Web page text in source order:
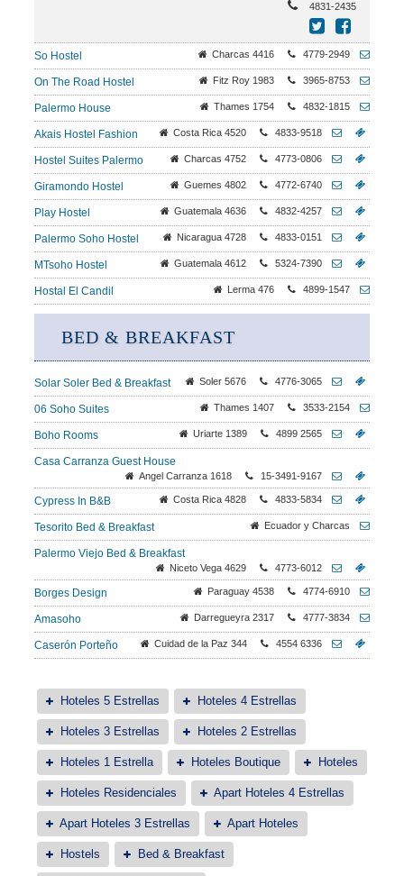
4831-2435
So Hostel Charcas 4416 4779-2949
On The Road Hostel Fitz Roy 1983 3965-8753
Palermo House Thames 1754 4832-1815
Akais Hostel Fashion Costa Rica 4520 4833-9518
Hostel Suites Palermo Charcas 4752 4773-0806
Giramondo Hostel Guemes 4802 4772-6740
Play Hostel Guatemala 4636 4832-4257
Palermo Soho Hostel Nicaragua 4728 4833-0151
MTsoho Hostel Guatemala 4612 5324-7390
Hostal El Candil Lerma 476 4899-1547
BED & BREAKFAST
Solar Soler Bed & Breakfast Soler 5676 4776-3065
06 Soho Suites Thames 1407 3533-2154
Boho Rooms Uriarte 1389 4899 2565
Casa Carranza Guest House
Angel Carranza 1618 15-3491-9167
Cypress In B&B Costa Rica 4828 4833-5834
Tesorito Bed & Breakfast Ecuador y Charcas
Palermo Viejo Bed & Breakfast
Niceto Vega 4629 4773-6012
Borges Design Paraguay 4538 4774-6910
Amasoho Darregueyra 2317 4777-3834
Caserón Porteño Cuidad de la Paz 344 4554 6336
Hoteles 5 Estrellas Hoteles 4 Estrellas
Hoteles 3 Estrellas Hoteles 2 Estrellas
Hoteles 1 Estrella Hoteles Boutique Hoteles
Hoteles Residenciales Apart Hoteles 4 Estrellas
Apart Hoteles 3 Estrellas Apart Hoteles
Hostels Bed & Breakfast